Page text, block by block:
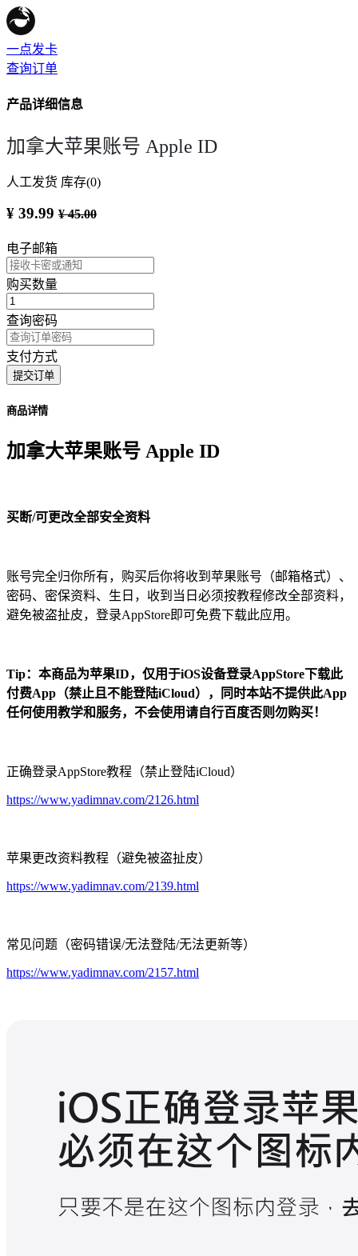
一点发卡
查询订单
产品详细信息
加拿大苹果账号 Apple ID
人工发货 库存(0)
¥ 39.99 ¥ 45.00
电子邮箱
购买数量
查询密码
支付方式
提交订单
商品详情
加拿大苹果账号 Apple ID
买断/可更改全部安全资料
账号完全归你所有，购买后你将收到苹果账号（邮箱格式）、
密码、密保资料、生日，收到当日必须按教程修改全部资料，
避免被盗扯皮，登录AppStore即可免费下载此应用。
Tip：本商品为苹果ID，仅用于iOS设备登录AppStore下载此
付费App（禁止且不能登陆iCloud），同时本站不提供此App
任何使用教学和服务，不会使用请自行百度否则勿购买！
正确登录AppStore教程（禁止登陆iCloud）
https://www.yadimnav.com/2126.html
苹果更改资料教程（避免被盗扯皮）
https://www.yadimnav.com/2139.html
常见问题（密码错误/无法登陆/无法更新等）
https://www.yadimnav.com/2157.html